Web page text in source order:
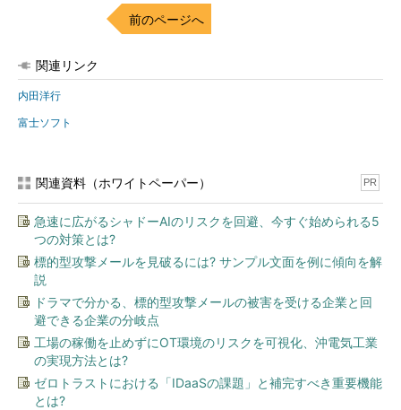
前のページへ
関連リンク
内田洋行
富士ソフト
関連資料（ホワイトペーパー） PR
急速に広がるシャドーAIのリスクを回避、今すぐ始められる5
つの対策とは?
標的型攻撃メールを見破るには? サンプル文面を例に傾向を解
説
ドラマで分かる、標的型攻撃メールの被害を受ける企業と回
避できる企業の分岐点
工場の稼働を止めずにOT環境のリスクを可視化、沖電気工業
の実現方法とは?
ゼロトラストにおける「IDaaSの課題」と補完すべき重要機能
とは?